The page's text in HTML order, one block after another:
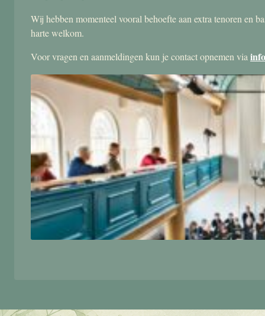
Wij hebben momenteel vooral behoefte aan extra tenoren en
harte welkom.
Voor vragen en aanmeldingen kun je contact opnemen via